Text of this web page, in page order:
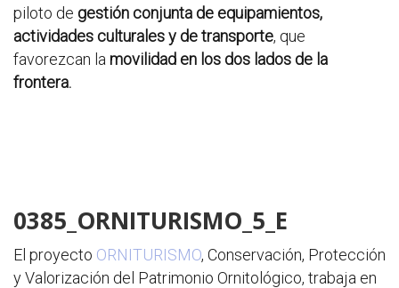
piloto de gestión conjunta de equipamientos,
actividades culturales y de transporte, que
favorezcan la movilidad en los dos lados de la
frontera.
0385_ORNITURISMO_5_E
El proyecto ORNITURISMO, Conservación, Protección
y Valorización del Patrimonio Ornitológico, trabaja en